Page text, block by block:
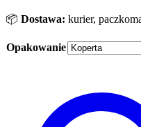
📦 Dostawa: kurier,
Opakowanie